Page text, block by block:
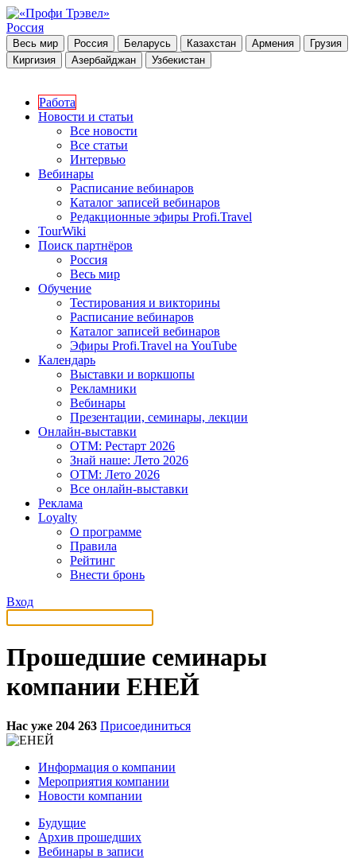
Россия
Весь мир Россия Беларусь Казахстан Армения
Грузия
Киргизия
Азербайджан Узбекистан
Работа
Новости и статьи
Все новости
Все статьи
Интервью
Вебинары
Расписание вебинаров
Каталог записей вебинаров
Редакционные эфиры Profi.Travel
TourWiki
Поиск партнёров
Россия
Весь мир
Обучение
Тестирования и викторины
Расписание вебинаров
Каталог записей вебинаров
Эфиры Profi.Travel на YouTube
Календарь
Выставки и воркшопы
Рекламники
Вебинары
Презентации, семинары, лекции
Онлайн-выставки
OTM: Рестарт 2026
Знай наше: Лето 2026
OTM: Лето 2026
Все онлайн-выставки
Реклама
Loyalty
О программе
Правила
Рейтинг
Внести бронь
Вход
Прошедшие семинары
компании ЕНЕЙ
Нас уже 204 263 Присоединиться
Информация о компании
Мероприятия компании
Новости компании
Будущие
Архив прошедших
Вебинары в записи